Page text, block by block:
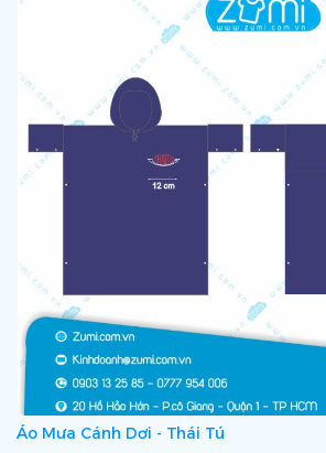
Áo Mưa Cánh Dơi - Thái Tú